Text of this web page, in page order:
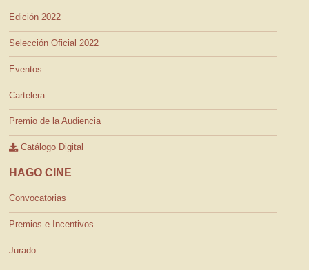
Edición 2022
Selección Oficial 2022
Eventos
Cartelera
Premio de la Audiencia
Catálogo Digital
HAGO CINE
Convocatorias
Premios e Incentivos
Jurado